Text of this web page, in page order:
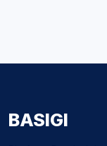
BASIGI